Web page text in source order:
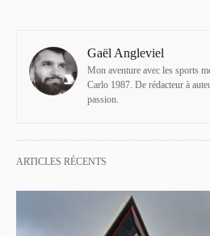
Gaël Angleviel
Mon aventure avec les sports
Carlo 1987. De rédacteur à
passion.
ARTICLES RÉCENTS